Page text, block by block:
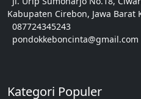
Kabupaten Cirebon, Jawa Barat
087724345243
pondokkeboncinta@gmail.com
Kategori Populer